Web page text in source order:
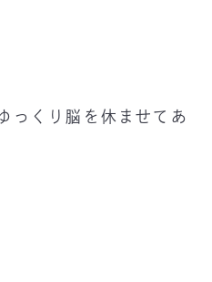
っくり脳を休ませてあ